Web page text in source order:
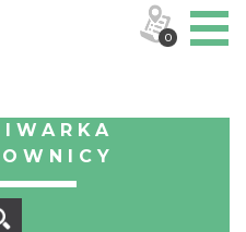
0